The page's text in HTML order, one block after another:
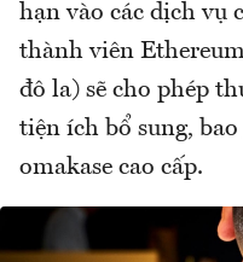
hạn vào các dịch vụ
thành viên
đô la) sẽ cho phép
tiện ích bổ sung,
omakase cao cấp.